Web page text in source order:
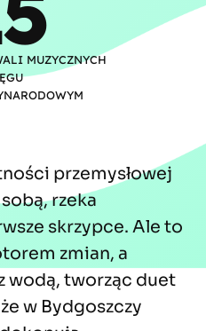
MUZYCZNYCH
przemysłowej
rzeka
skrzypce. Ale to
zmian, a
wodą, tworząc duet
w Bydgoszczy